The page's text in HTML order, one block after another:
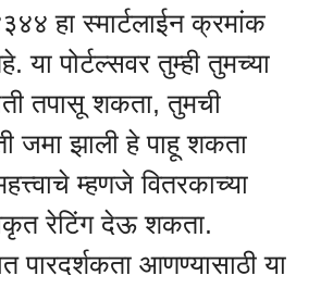
हा स्मार्टलाईन क्रमांक
या पोर्टल्सवर तुम्ही तुमच्या
तपासू शकता, तुमची
जमा झाली हे पाहू शकता
म्हणजे वितरकाच्या
रेटिंग देऊ शकता.
पारदर्शकता आणण्यासाठी या